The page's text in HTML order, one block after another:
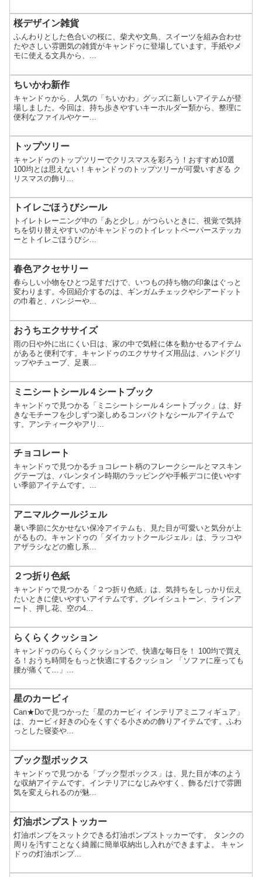
桜デザイン雑貨
ふんわりとした色合いの桜に、柴犬や文鳥、スイーツを組み合わせ
たやさしい雰囲気の雑貨がキャンドゥに登場しています。手紙やメ
モに使える文具から、...
ちいかわ新作
キャンドゥから、人気の「ちいかわ」グッズに新しいアイテムが登
場しました。今回は、持ち歩きやすいキーホルダー類から、整理に
便利なファイルやケー...
トップツリー
キャンドゥのトップツリーでクリスマスを彩ろう！おすすめ10選
100均とは思えない！キャンドゥのトップツリーが可愛いすぎる ク
リスマスの飾り...
トイレごほうびシール
トイレトレーニング中の「あと少し」がつらいときに、視覚で気持
ちを切り替えやすいのがキャンドゥのトイレットペーパーステッカ
ーとトイレごほうびシ...
春色アクセサリー
春らしい小物をひとつ足すだけで、いつもの持ち物の印象はぐっと
変わります。今回紹介するのは、ギンガムチェックやシアードット
の巾着と、パンジーや...
おうちエクササイズ
雨の日や外に出にくい日は、家の中で気軽に体を動かせるアイテム
があると便利です。キャンドゥのエクササイズ用品は、ハンドグリ
ップやチューブ、足裏...
ミニシートシール４シートブック
キャンドゥで見つかる「ミニシートシール４シートブック」は、好
きなモチーフを少しずつ楽しめるコンパクトなシールアイテムで
す。アンティークやアリ...
チョコレート
キャンドゥで見つかるチョコレート柄のフレークシールとマスキン
グテープは、バレンタイン時期のラッピングや手帳デコに使いやす
い季節アイテムです。...
アニマルクールジェル
暑い季節に欠かせない保冷アイテムも、見た目が可愛いと気分が上
がるもの。キャンドゥの「ダイカットクールジェル」は、ラッコや
アザラシなどの癒し系...
２つ折り色紙
キャンドゥで見つかる「２つ折り色紙」は、気持ちをしっかり伝え
たいときに使いやすいアイテムです。グレイシュトーン、ラインア
ート、押し花、空の4...
らくらくクッション
キャンドゥのらくらくクッションで、快適な毎日を！ 100均で買え
る！おうち時間をもっと快適にするクッション 「ソファに座っても
腰が痛くて…」...
星のカービィ
Can★Doで見つかった「星のカービィ インテリアミニフィギュア」
は、カービィ好きの心をくすぐる小さめの飾りアイテムです。ふわ
っとした寝姿や...
ブック型ボックス
キャンドゥで見つかる「ブック型ボックス」は、見た目が本のよう
な収納アイテムです。インテリアになじみやすく、飾るだけで雰囲
気を変えられるのが魅...
灯油ポンプストッカー
灯油ポンプをスットクできる灯油ポンプストッカーです。 タンクの
周りを汚すことなく綺麗に簡単収納出し入れができますよ。 キャン
ドゥの灯油ポンプ...